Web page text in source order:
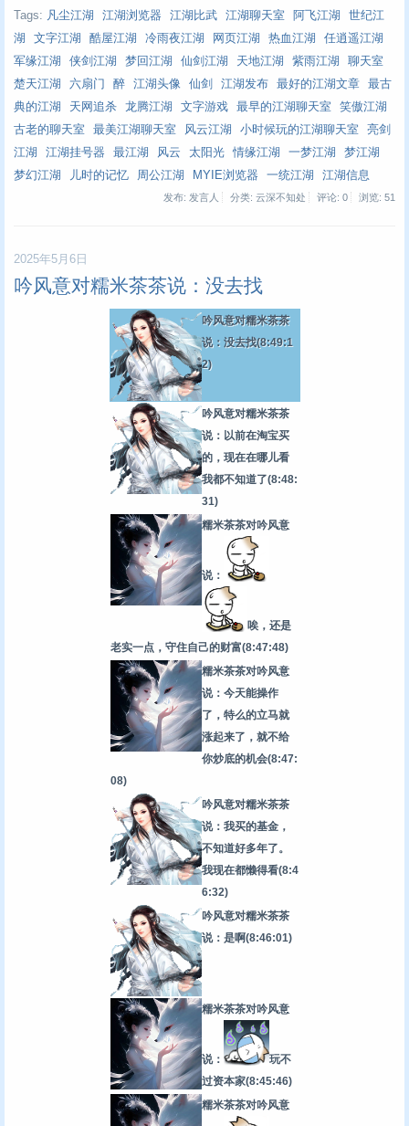
Tags: 凡尘江湖 江湖浏览器 江湖比武 江湖聊天室 阿飞江湖
世纪江
湖
文字江湖 酷屋江湖 冷雨夜江湖 网页江湖 热血江湖
任逍遥江湖
军缘江湖
侠剑江湖 梦回江湖 仙剑江湖 天地江湖 紫雨江湖
聊天室
楚天江湖
六扇门 醉 江湖头像 仙剑 江湖发布 最好的江湖文章
最古
典的江湖
天网追杀 龙腾江湖 文字游戏 最早的江湖聊天室
笑傲江湖
古老的聊天室
最美江湖聊天室 风云江湖 小时候玩的江湖聊天室
亮剑
江湖
江湖挂号器 最江湖 风云 太阳光 情缘江湖 一梦江湖
梦江湖
梦幻江湖
儿时的记忆 周公江湖 MYIE浏览器 一统江湖 江湖信息
发布: 发言人 分类: 云深不知处 评论: 0 浏览: 51
2025年5月6日
吟风意对糯米茶茶说：没去找
吟风意对糯米茶茶
说：没去找(8:49:1
2)
吟风意对糯米茶茶
说：以前在淘宝买
的，现在在哪儿看
我都不知道了(8:48:
31)
糯米茶茶对吟风意
说：
唉，还是
老实一点，守住自己的财富(8:47:48)
糯米茶茶对吟风意
说：今天能操作
了，特么的立马就
涨起来了，就不给
你炒底的机会(8:47:
08)
吟风意对糯米茶茶
说：我买的基金，
不知道好多年了。
我现在都懒得看(8:4
6:32)
吟风意对糯米茶茶
说：是啊(8:46:01)
糯米茶茶对吟风意
说：
玩不
过资本家(8:45:46)
糯米茶茶对吟风意